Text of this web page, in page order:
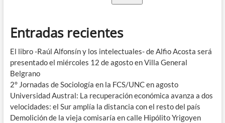
Entradas recientes
El libro -Raúl Alfonsín y los intelectuales- de Alfio Acosta será
presentado el miércoles 12 de agosto en Villa General
Belgrano
2° Jornadas de Sociología en la FCS/UNC en agosto
Universidad Austral: La recuperación económica avanza a dos
velocidades: el Sur amplía la distancia con el resto del país
Demolición de la vieja comisaría en calle Hipólito Yrigoyen